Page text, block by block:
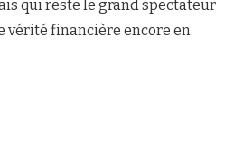
qui reste le grand spectateur
vérité financière encore en